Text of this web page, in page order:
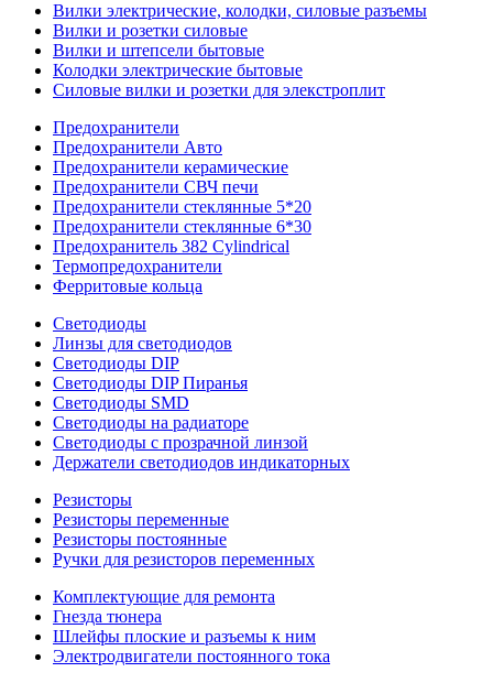
Вилки электрические, колодки, силовые разъемы
Вилки и розетки силовые
Вилки и штепсели бытовые
Колодки электрические бытовые
Силовые вилки и розетки для элекстроплит
Предохранители
Предохранители Авто
Предохранители керамические
Предохранители СВЧ печи
Предохранители стеклянные 5*20
Предохранители стеклянные 6*30
Предохранитель 382 Cylindrical
Термопредохранители
Ферритовые кольца
Светодиоды
Линзы для светодиодов
Светодиоды DIP
Светодиоды DIP Пиранья
Светодиоды SMD
Светодиоды на радиаторе
Светодиоды с прозрачной линзой
Держатели светодиодов индикаторных
Резисторы
Резисторы переменные
Резисторы постоянные
Ручки для резисторов переменных
Комплектующие для ремонта
Гнезда тюнера
Шлейфы плоские и разъемы к ним
Электродвигатели постоянного тока